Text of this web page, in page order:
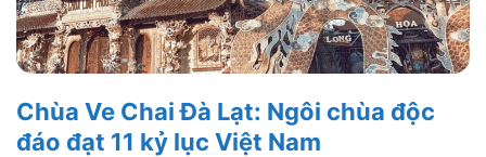
Chùa Ve Chai Đà Lạt: Ngôi chùa độc
đáo đạt 11 kỷ lục Việt Nam